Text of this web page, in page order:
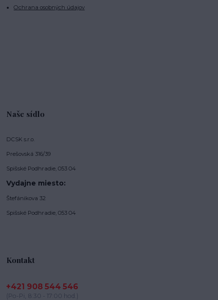
Ochrana osobných údajov
Naše sídlo
DCSK s.r.o.
Prešovská 316/39
Spišské Podhradie, 053 04
Vydajne miesto:
Štefánikova 32
Spišské Podhradie, 053 04
Kontakt
+421 908 544 546
(Po-Pi, 8:30 - 17:00 hod.)